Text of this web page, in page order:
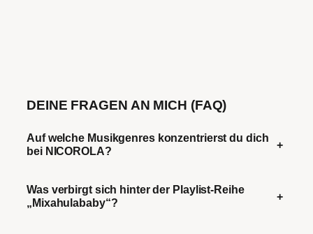
DEINE FRAGEN AN MICH (FAQ)
Auf welche Musikgenres konzentrierst du dich
bei NICOROLA?
+
Was verbirgt sich hinter der Playlist-Reihe
„Mixahulababy“?
+